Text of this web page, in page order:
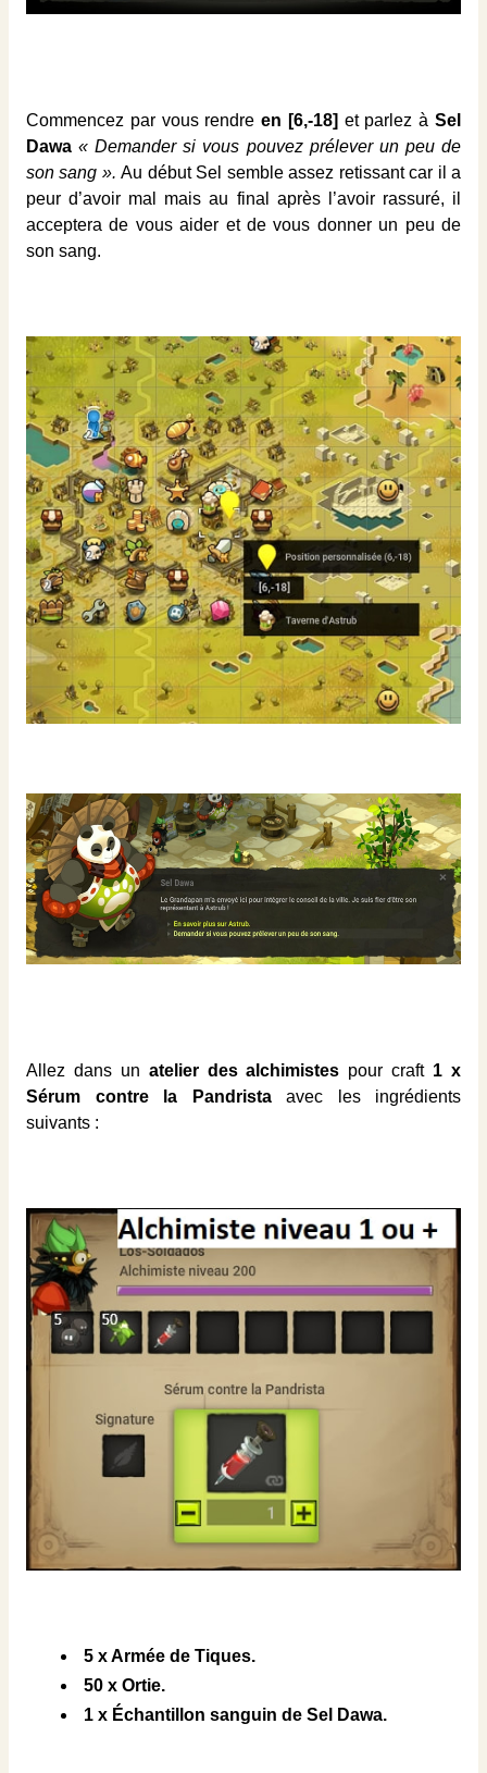
Commencez par vous rendreen [6,-18] et parlez àSel
Dawa « Demander si vous pouvez prélever un peu de
son sang ».Au début Sel semble assez retissant car il a
peur d’avoir mal mais au final après l’avoir rassuré, il
acceptera de vous aider et de vous donner un peu de
son sang.
Allez dans un atelier des alchimistes pour craft 1 x
Sérum contre la Pandristaavec les ingrédients
suivants :
5 x Armée de Tiques.
50 x Ortie.
1 x Échantillon sanguin de Sel Dawa.